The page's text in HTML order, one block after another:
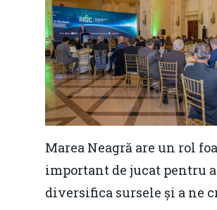
Marea Neagră are un rol
important de jucat pentru
diversifica sursele și a ne
Foto